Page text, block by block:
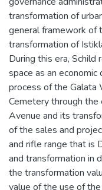
transformation of
general framework of
transformation of
During this era,
space as an
process of the Galata
Cemetery through
Avenue and its
of the sales and
and rifle range that is
and transformation in
the transformation
value of the use of